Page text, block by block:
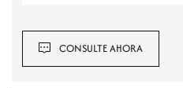
CONSULTE AHORA